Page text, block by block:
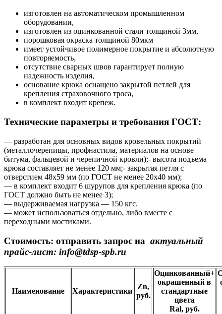
изготовлен на автоматическом промышленном
оборудовании,
изготовлен из оцинкованной стали толщиной 3мм,
порошковая окраска толщиной 80мкм
имеет устойчивое полимерное покрытие и абсолютную
повторяемость,
отсутствие сварных швов гарантирует полную
надежность изделия,
основание крюка оснащено закрытой петлей для
крепления страховочного троса,
в комплект входит крепеж.
Технические параметры и требования ГОСТ:
— разработан для основных видов кровельных покрытий
(металлочерепицы, профнастила, материалов на основе
битума, фальцевой и черепичной кровли);- высота подъема
крюка составляет не менее 120 мм;- закрытая петля с
отверстием 48х59 мм (по ГОСТ не менее 20х40 мм);
— в комплект входит 6 шурупов для крепления крюка (по
ГОСТ должно быть не менее 3);
— выдерживаемая нагрузка — 150 кгс.
— может использоваться отдельно, либо вместе с
переходными мостиками.
Стоимость: отправить запрос на актуальный
прайс-лист: info@tdsp-spb.ru
Наименование Характеристики
Zn,
руб.
Оцинкованный+
окрашенный в
стандартные
цвета
Ral, руб.